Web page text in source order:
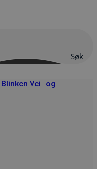
Søk
Blinken Vei- og